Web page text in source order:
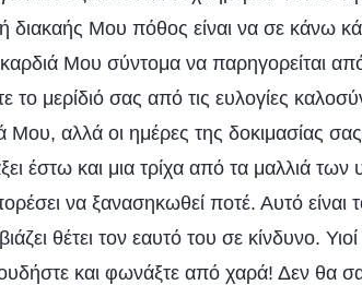
διακαής Μου πόθος είναι να σε κάνω
καρδιά Μου σύντομα να παρηγορείται
το μερίδιό σας από τις ευλογίες
Μου, αλλά οι ημέρες της δοκιμασίας
έστω και μια τρίχα από τα μαλλιά
να ξανασηκωθεί ποτέ. Αυτό είναι
θέτει τον εαυτό του σε κίνδυνο.
και φωνάξτε από χαρά! Δεν θα